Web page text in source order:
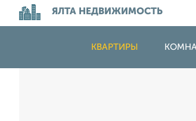
ЯЛТА НЕДВИЖИМОСТЬ
КВАРТИРЫ